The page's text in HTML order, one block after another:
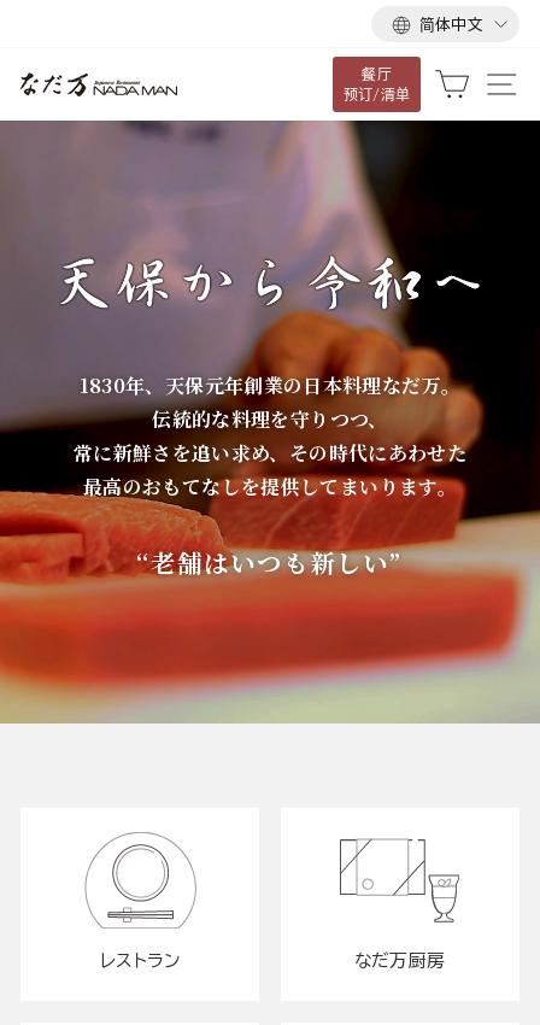
语
言
简体中文
な
餐厅
预订/清单
大车
1830年、天保元年創業の日本料理なだ万。
伝統的な料理を守りつつ、
常に新鮮さを追い求め、その時代にあわせた
最高のおもてなしを提供してまいります。
“老舗はいつも新しい”
レストラン なだ万厨房